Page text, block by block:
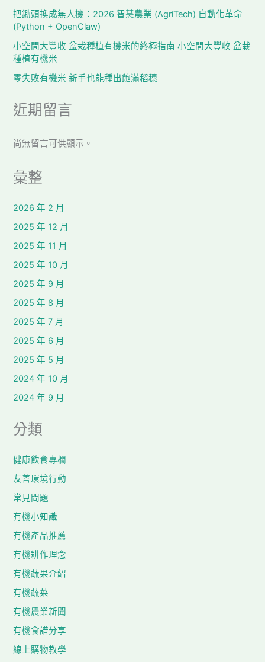
把鋤頭換成無人機：2026 智慧農業 (AgriTech) 自動化革命
(Python + OpenClaw)
小空間大豐收 盆栽種植有機米的終極指南 小空間大豐收 盆栽
種植有機米
零失敗有機米 新手也能種出飽滿稻穗
近期留言
尚無留言可供顯示。
彙整
2026 年 2 月
2025 年 12 月
2025 年 11 月
2025 年 10 月
2025 年 9 月
2025 年 8 月
2025 年 7 月
2025 年 6 月
2025 年 5 月
2024 年 10 月
2024 年 9 月
分類
健康飲食專欄
友善環境行動
常見問題
有機小知識
有機產品推薦
有機耕作理念
有機蔬果介紹
有機蔬菜
有機農業新聞
有機食譜分享
線上購物教學